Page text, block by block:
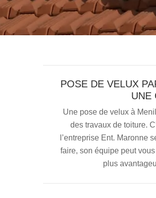
POSE DE VELUX
UNE
Une pose de velux à
des travaux de toiture.
l’entreprise Ent. Maronne
faire, son équipe peut
plus